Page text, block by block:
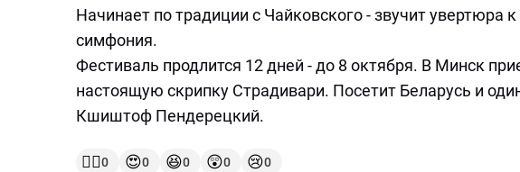
Начинает по традиции с Чайковского - звучит увертюра
симфония.
Фестиваль продлится 12 дней - до 8 октября. В Минск
настоящую скрипку Страдивари. Посетит Беларусь и
Кшиштоф Пендерецкий.
👍🏻0 😍0 😆0 😲0 😢0